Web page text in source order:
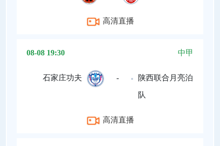
高清直播
08-08 19:30 中甲
石家庄功夫 - 陕西联合月亮泊
队
高清直播